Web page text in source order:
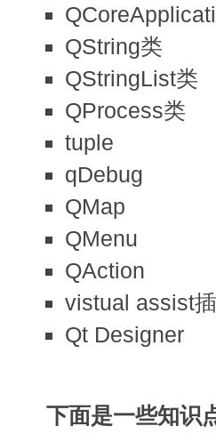
QString类
QStringList类
QProcess类
tuple
qDebug
QMap
QMenu
QAction
vistual assist
Qt Designer
下面是一些知识